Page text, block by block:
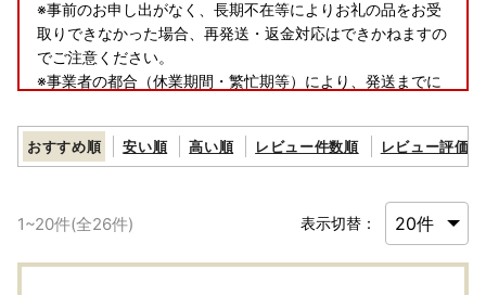
※事前のお申し出がなく、長期不在等によりお礼の品をお受
取りできなかった場合、再発送・返金対応はできかねますの
でご注意ください。
※事業者の都合（休業期間・繁忙期等）により、発送までに
ざいます。あらかじめご了承ください。
万全を期して返礼品をお届けしていますが、万が一、不備等
があった場合は返礼品受け取り時に、写真（画像）を添付の
日数が経ったものに関しましては対応いたしかねますので、
おすすめ順 安い順 高い順 レビュー件数順 レビュー評価順
1~20件(全26件) 表示切替：